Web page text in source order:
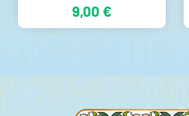
9,00 €